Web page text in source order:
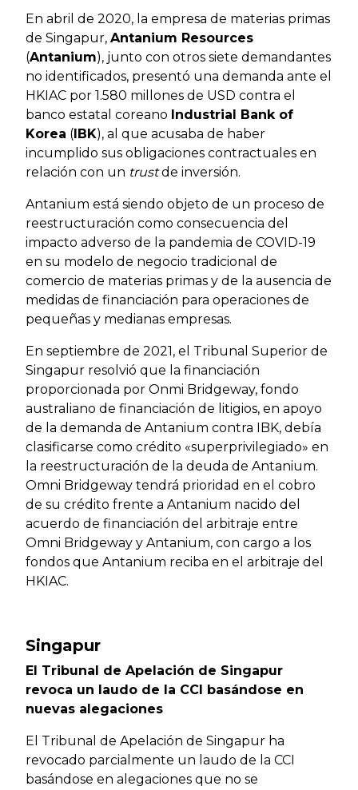
En abril de 2020, la empresa de materias primas
de Singapur, Antanium Resources
(Antanium), junto con otros siete demandantes
no identificados, presentó una demanda ante el
HKIAC por 1.580 millones de USD contra el
banco estatal coreano Industrial Bank of
Korea (IBK), al que acusaba de haber
incumplido sus obligaciones contractuales en
relación con un trustde inversión.
Antanium está siendo objeto de un proceso de
reestructuración como consecuencia del
impacto adverso de la pandemia de COVID-19
en su modelo de negocio tradicional de
comercio de materias primas y de la ausencia de
medidas de financiación para operaciones de
pequeñas y medianas empresas.
En septiembre de 2021, el Tribunal Superior de
Singapur resolvió que la financiación
proporcionada por Onmi Bridgeway, fondo
australiano de financiación de litigios, en apoyo
de la demanda de Antanium contra IBK, debía
clasificarse como crédito «superprivilegiado» en
la reestructuración de la deuda de Antanium.
Omni Bridgeway tendrá prioridad en el cobro
de su crédito frente a Antanium nacido del
acuerdo de financiación del arbitraje entre
Omni Bridgeway y Antanium, con cargo a los
fondos que Antanium reciba en el arbitraje del
HKIAC.
Singapur
El Tribunal de Apelación de Singapur
revoca un laudo de la CCI basándose en
nuevas alegaciones
El Tribunal de Apelación de Singapur ha
revocado parcialmente un laudo de la CCI
basándose en alegaciones que no se